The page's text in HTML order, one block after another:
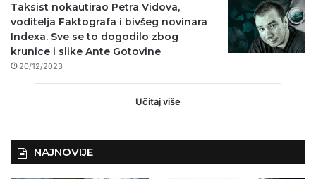
Taksist nokautirao Petra Vidova,
voditelja Faktografa i bivšeg novinara
Indexa. Sve se to dogodilo zbog
krunice i slike Ante Gotovine
20/12/2023
Učitaj više
NAJNOVIJE